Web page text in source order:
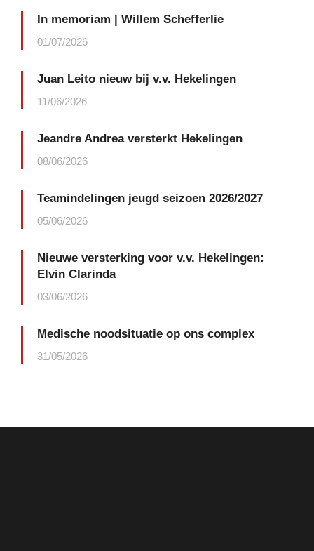
In memoriam | Willem Schefferlie
01/07/2026
Juan Leito nieuw bij v.v. Hekelingen
11/06/2026
Jeandre Andrea versterkt Hekelingen
08/06/2026
Teamindelingen jeugd seizoen 2026/2027
05/06/2026
Nieuwe versterking voor v.v. Hekelingen:
Elvin Clarinda
03/06/2026
Medische noodsituatie op ons complex
31/05/2026